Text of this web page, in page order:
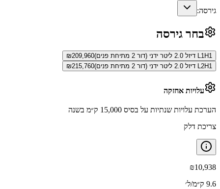
גירסה:
בחר גירסה
L1H1 דיזל 2.0 ליטר ידני (דור 2 מתיחת פנים) ₪209,960
L2H1 דיזל 2.0 ליטר ידני (דור 2 מתיחת פנים)
₪215,760
עלויות אחזקה
הערכת עלויות שנתיות על בסיס 15,000 ק״מ בשנה
צריכת דלק
₪10,938
9.6 ק״מ/ל׳